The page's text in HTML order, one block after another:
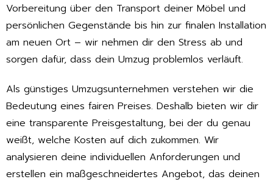
Vorbereitung über den Transport deiner Möbel und
persönlichen Gegenstände bis hin zur finalen Installation
am neuen Ort – wir nehmen dir den Stress ab und
sorgen dafür, dass dein Umzug problemlos verläuft.
Als günstiges Umzugsunternehmen verstehen wir die
Bedeutung eines fairen Preises. Deshalb bieten wir dir
eine transparente Preisgestaltung, bei der du genau
weißt, welche Kosten auf dich zukommen. Wir
analysieren deine individuellen Anforderungen und
erstellen ein maßgeschneidertes Angebot, das deinen